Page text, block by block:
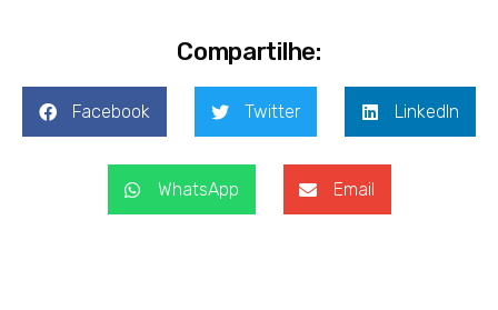
Compartilhe:
Facebook Twitter LinkedIn
WhatsApp Email